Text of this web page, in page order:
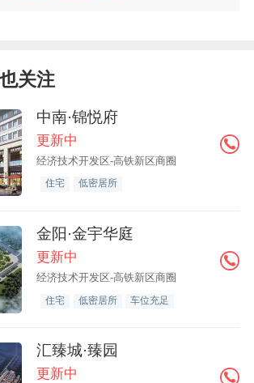
关注
中南·锦悦府
更新中
经济技术开发区-高铁新区商圈
住宅 低密居所
金阳·金宇华庭
更新中
经济技术开发区-高铁新区商圈
住宅 低密居所 车位充足
汇臻城·臻园
更新中